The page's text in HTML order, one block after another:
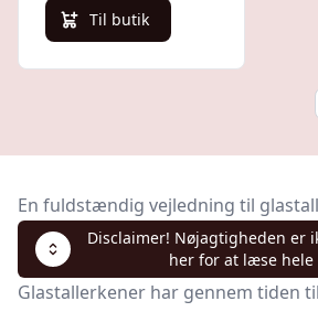
Til butik
En fuldstændig vejledning til
Disclaimer! Nøjagtigheden er
her for at læse hele
Glastallerkener har gennem tiden